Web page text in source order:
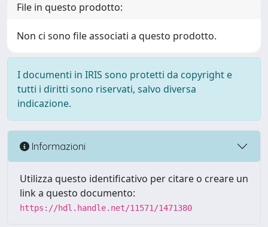
File in questo prodotto:
Non ci sono file associati a questo prodotto.
I documenti in IRIS sono protetti da copyright e
tutti i diritti sono riservati, salvo diversa
indicazione.
Informazioni
Utilizza questo identificativo per citare o creare un
link a questo documento:
https://hdl.handle.net/11571/1471380